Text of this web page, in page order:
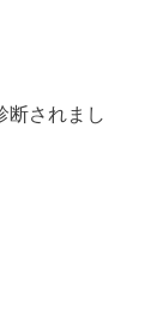
断されまし